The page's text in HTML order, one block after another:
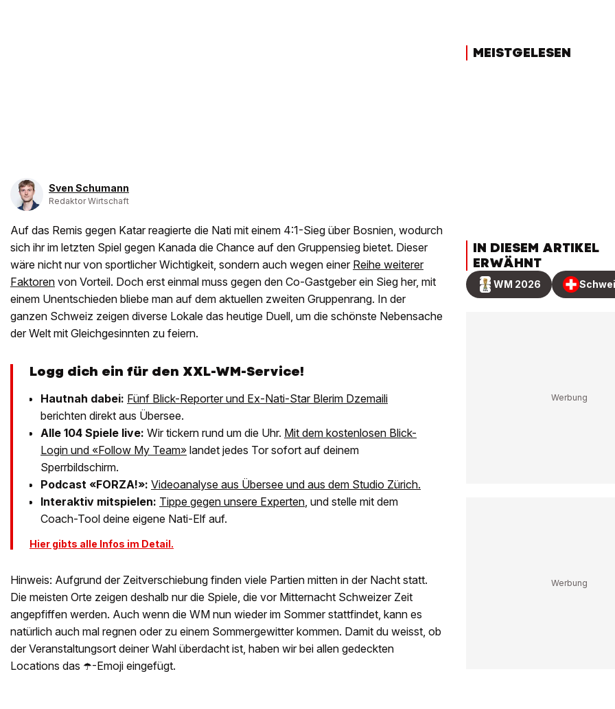
Sven Schumann
Redaktor Wirtschaft
Auf das Remis gegen Katar reagierte die Nati mit einem 4:1-Sieg über Bosnien, wodurch
sich ihr im letzten Spiel gegen Kanada die Chance auf den Gruppensieg bietet. Dieser
wäre nicht nur von sportlicher Wichtigkeit, sondern auch wegen einer Reihe weiterer
Faktoren von Vorteil. Doch erst einmal muss gegen den Co-Gastgeber ein Sieg her, mit
einem Unentschieden bliebe man auf dem aktuellen zweiten Gruppenrang. In der
ganzen Schweiz zeigen diverse Lokale das heutige Duell, um die schönste Nebensache
der Welt mit Gleichgesinnten zu feiern.
Logg dich ein für den XXL-WM-Service!
Hautnah dabei: Fünf Blick-Reporter und Ex-Nati-Star Blerim Dzemaili
berichten direkt aus Übersee.
Alle 104 Spiele live: Wir tickern rund um die Uhr. Mit dem kostenlosen Blick-
Login und «Follow My Team» landet jedes Tor sofort auf deinem
Sperrbildschirm.
Podcast «FORZA!»: Videoanalyse aus Übersee und aus dem Studio Zürich.
Interaktiv mitspielen: Tippe gegen unsere Experten, und stelle mit dem
Coach-Tool deine eigene Nati-Elf auf.
Hier gibts alle Infos im Detail.
Hinweis: Aufgrund der Zeitverschiebung finden viele Partien mitten in der Nacht statt.
Die meisten Orte zeigen deshalb nur die Spiele, die vor Mitternacht Schweizer Zeit
angepfiffen werden. Auch wenn die WM nun wieder im Sommer stattfindet, kann es
natürlich auch mal regnen oder zu einem Sommergewitter kommen. Damit du weisst, ob
der Veranstaltungsort deiner Wahl überdacht ist, haben wir bei allen gedeckten
Locations das ☂️-Emoji eingefügt.
MEISTGELESEN
IN DIESEM ARTIKEL
ERWÄHNT
WM 2026